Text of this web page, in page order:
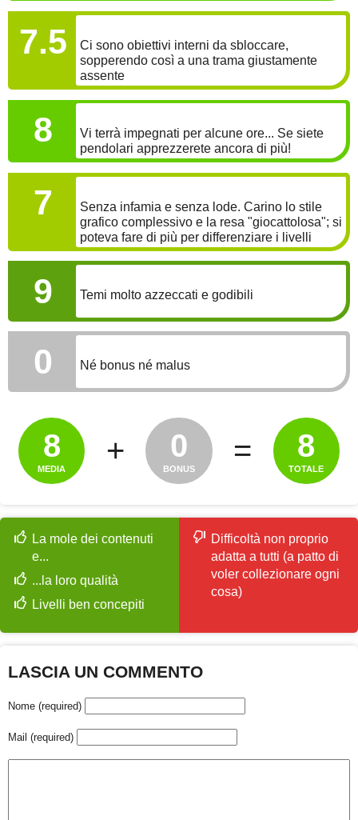
7.5
Ci sono obiettivi interni da sbloccare,
sopperendo così a una trama giustamente
assente
8
Vi terrà impegnati per alcune ore... Se siete
pendolari apprezzerete ancora di più!
7
Senza infamia e senza lode. Carino lo stile
grafico complessivo e la resa "giocattolosa"; si
poteva fare di più per differenziare i livelli
9 Temi molto azzeccati e godibili
0 Né bonus né malus
8
MEDIA
+ 0
BONUS
= 8
TOTALE
La mole dei contenuti
e...
...la loro qualità
Livelli ben concepiti
Difficoltà non proprio
adatta a tutti (a patto di
voler collezionare ogni
cosa)
LASCIA UN COMMENTO
Nome (required)
Mail (required)